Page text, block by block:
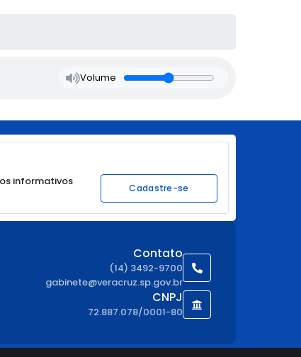
Volume
Contato
(14) 3492-9700
gabinete@veracruz.sp.gov.br
CNPJ
72.887.078/0001-80
informativos
Cadastre-se